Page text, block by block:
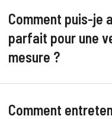
Comment puis-je
parfait pour une
mesure ?
Comment